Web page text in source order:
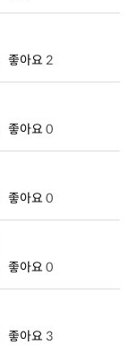
좋아요 2
좋아요 0
좋아요 0
좋아요 0
좋아요 3